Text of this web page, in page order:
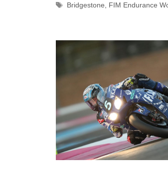
Schlagwörter
Bridgestone, FIM Endurance